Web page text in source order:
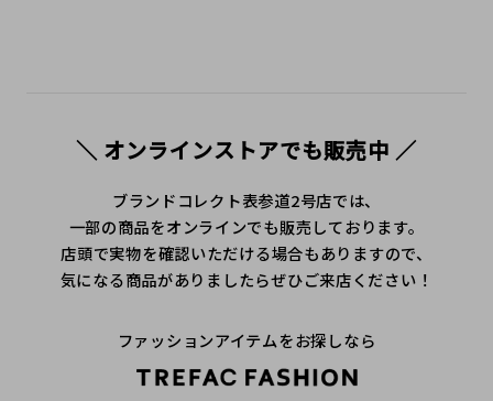
＼ オンラインストアでも販売中 ／
ブランドコレクト表参道2号店では、
一部の商品をオンラインでも販売しております。
店頭で実物を確認いただける場合もありますので、
気になる商品がありましたらぜひご来店ください！
ファッションアイテムをお探しなら